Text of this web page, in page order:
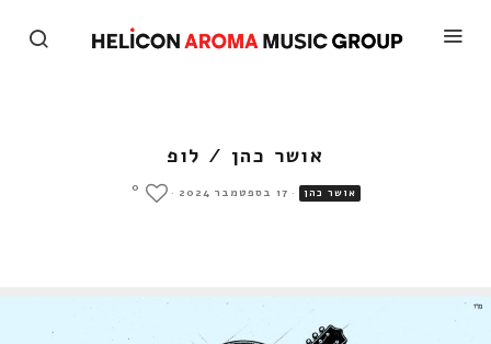
אושר כהן / לופ
אושר כהן · 17 בספטמבר 2024 ·
0